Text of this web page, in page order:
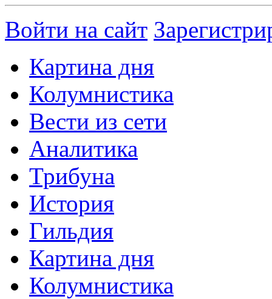
Войти на сайт
Картина дня
Колумнистика
Вести из сети
Аналитика
Трибуна
История
Гильдия
Картина дня
Колумнистика